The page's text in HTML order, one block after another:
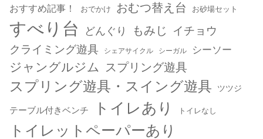
おすすめ記事！ おでかけ おむつ替え台 お砂場セット
すべり台 どんぐり もみじ
イチョウ
クライミング遊具
シェアサイクル シーガル シーソー
ジャングルジム スプリング遊具
スプリング遊具・スイング遊具 ツツジ
テーブル付きベンチ トイレあり トイレなし
トイレットペーパーあり